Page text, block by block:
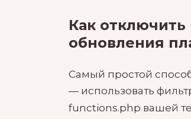
Как отключить
обновления
Самый простой
— использовать
functions.php вашей